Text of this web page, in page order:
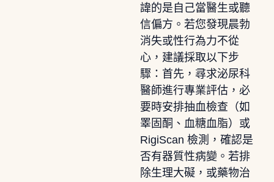
諱的是自己當醫生或聽
信偏方。若您發現晨勃
消失或性行為力不從
心，建議採取以下步
驟：首先，尋求泌尿科
醫師進行專業評估，必
要時安排抽血檢查（如
睪固酮、血糖血脂）或
RigiScan 檢測，確認是
否有器質性病變。若排
除生理大礙，或藥物治